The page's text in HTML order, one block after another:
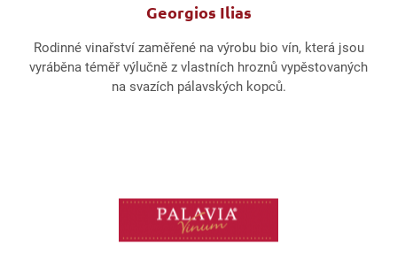
Georgios Ilias
Rodinné vinařství zaměřené na výrobu bio vín, která jsou
vyráběna téměř výlučně z vlastních hroznů vypěstovaných
na svazích pálavských kopců.